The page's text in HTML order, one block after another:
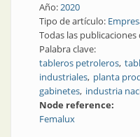
Año:2020
Tipo de artículo:
Todas las publicaciones
Palabra clave:
tableros petroleros
industriales planta
gabinetes industria
Node reference:
Femalux